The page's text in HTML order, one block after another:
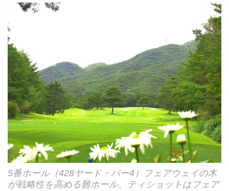
5番ホール（428ヤード・パー4）フェアウェイの木
が戦略性を高める難ホール。ティショットはフェア